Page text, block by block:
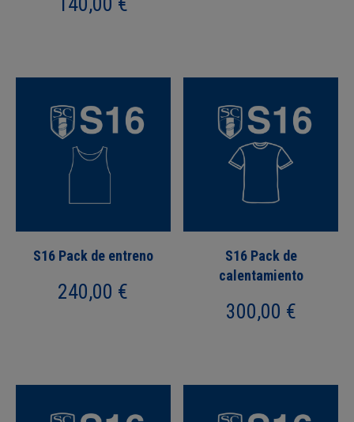
S16 Pack de entreno
240,00 €
S16 Pack de
calentamiento
300,00 €